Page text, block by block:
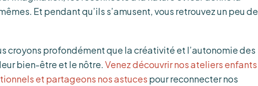
Et pendant qu’ils s’amusent, vous retrouvez un peu de
croyons profondément que la créativité et l’autonomie des
bien-être et le nôtre.Venez découvrir nos ateliers enfants
et partageons nos astuces pour reconnecter nos